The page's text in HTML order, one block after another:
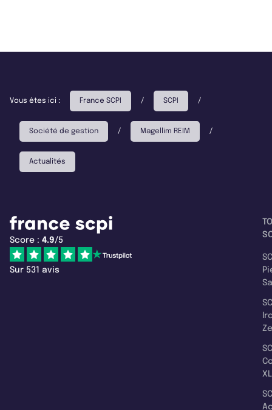
Vous êtes ici : France SCPI / SCPI /
Société de gestion / Magellim REIM /
Actualités
Score : 4.9/5
Sur 531 avis
XL